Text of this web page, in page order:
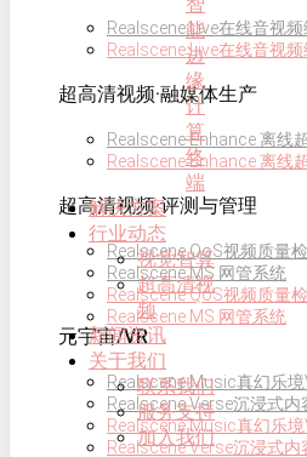
Realscene Live在线音视
Realscene Live在线音视
超高清视频·融媒体生产
Realscene Enhance 离线
Realscene Enhance 离线
超高清视频·评测与管理
Realscene QoS视频质量
Realscene MS 网管系统
Realscene QoS视频质量
Realscene MS 网管系统
元宇宙/VR
Realscene Music真幻乐
Realscene Verse沉浸式内
Realscene Music真幻乐
Realscene Verse沉浸式内
能
边
缘
计
算
终
端
解决方案
行业动态
视觉智算
超高清视
频
新闻资讯
关于我们
联系我们
服务支持
加入我们